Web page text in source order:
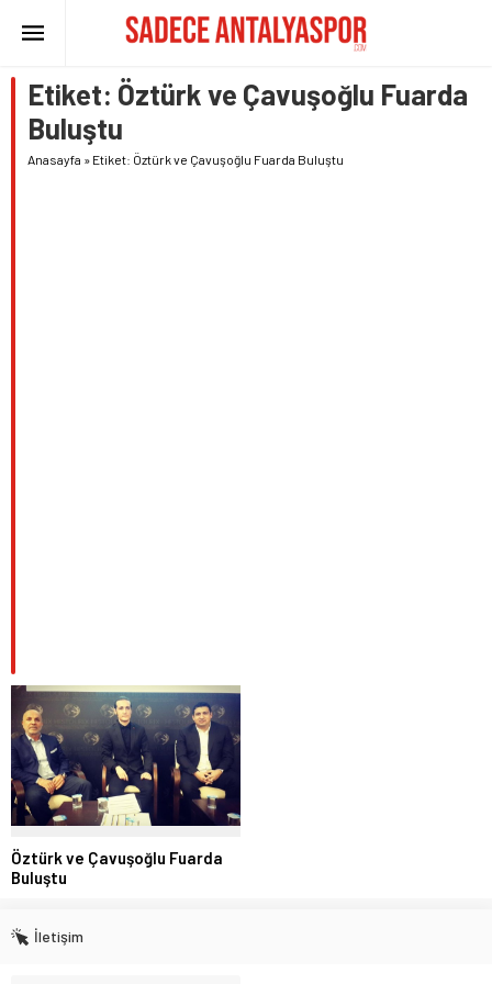
Etiket: Öztürk ve Çavuşoğlu Fuarda
Buluştu
Anasayfa » Etiket: Öztürk ve Çavuşoğlu Fuarda Buluştu
Öztürk ve Çavuşoğlu Fuarda
Buluştu
İletişim